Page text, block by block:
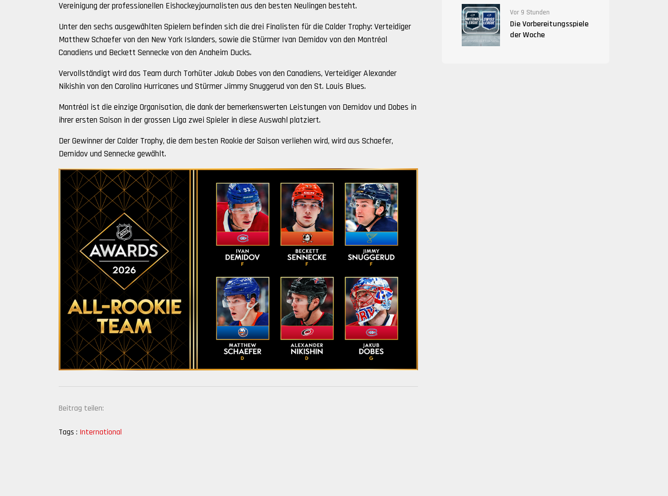
Vereinigung der professionellen Eishockeyjournalisten aus den besten Neulingen besteht.
Unter den sechs ausgewählten Spielern befinden sich die drei Finalisten für die Calder Trophy: Verteidiger
Matthew Schaefer von den New York Islanders, sowie die Stürmer Ivan Demidov von den Montréal
Canadiens und Beckett Sennecke von den Anaheim Ducks.
Vervollständigt wird das Team durch Torhüter Jakub Dobes von den Canadiens, Verteidiger Alexander
Nikishin von den Carolina Hurricanes und Stürmer Jimmy Snuggerud von den St. Louis Blues.
Montréal ist die einzige Organisation, die dank der bemerkenswerten Leistungen von Demidov und Dobes in
ihrer ersten Saison in der grossen Liga zwei Spieler in diese Auswahl platziert.
Der Gewinner der Calder Trophy, die dem besten Rookie der Saison verliehen wird, wird aus Schaefer,
Demidov und Sennecke gewählt.
Beitrag teilen:
Tags : International
Vor 9 Stunden
Die Vorbereitungsspiele
der Woche